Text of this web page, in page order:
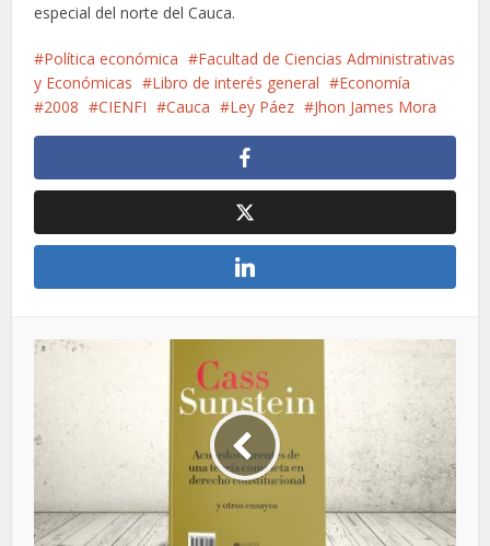
especial del norte del Cauca.
Política económica
Facultad de Ciencias Administrativas
y Económicas
Libro de interés general
Economía
2008
CIENFI Cauca Ley Páez Jhon James Mora